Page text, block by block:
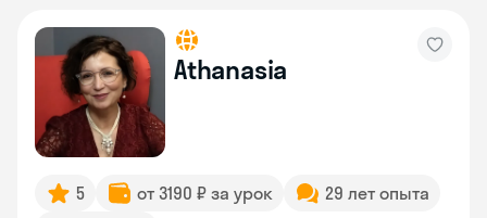
Athanasia
5 от 3190 ₽ за урок
29 лет опыта